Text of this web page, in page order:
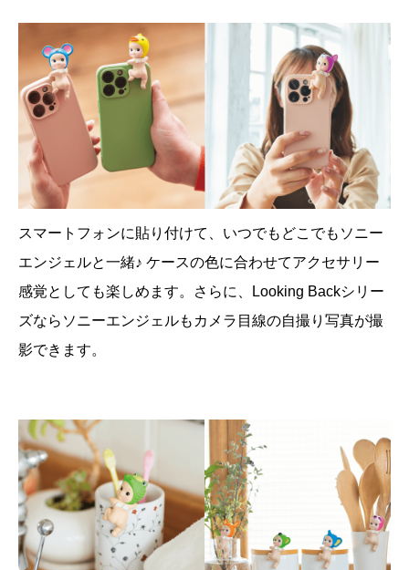
スマートフォンに貼り付けて、いつでもどこでもソニー
エンジェルと一緒♪ ケースの色に合わせてアクセサリー
感覚としても楽しめます。さらに、Looking Backシリー
ズならソニーエンジェルもカメラ目線の自撮り写真が撮
影できます。